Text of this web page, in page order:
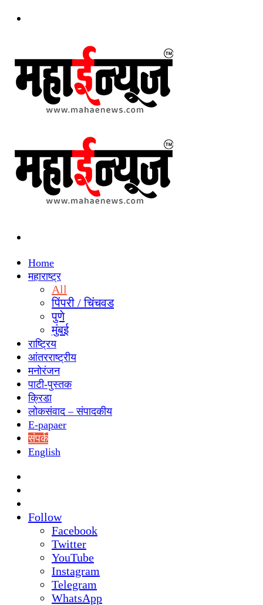
Home
महाराष्ट्र
All
पिंपरी / चिंचवड
पुणे
मुंबई
राष्ट्रिय
आंतरराष्ट्रीय
मनोरंजन
पाटी-पुस्तक
क्रिडा
लोकसंवाद – संपादकीय
E-papaer
संपर्क
English
Follow
Facebook
Twitter
YouTube
Instagram
Telegram
WhatsApp